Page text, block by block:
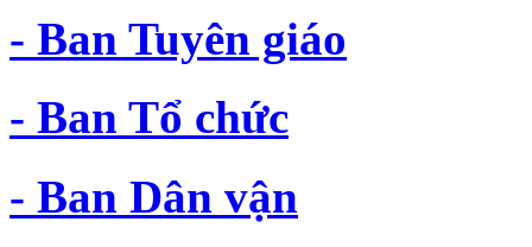
- Ban Tuyên giáo
- Ban Tổ chức
- Ban Dân vận